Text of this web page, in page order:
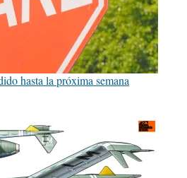
hasta la próxima semana